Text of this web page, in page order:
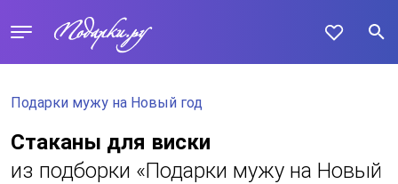
Подарки мужу на Новый год
Стаканы для виски
из подборки «Подарки мужу на Новый